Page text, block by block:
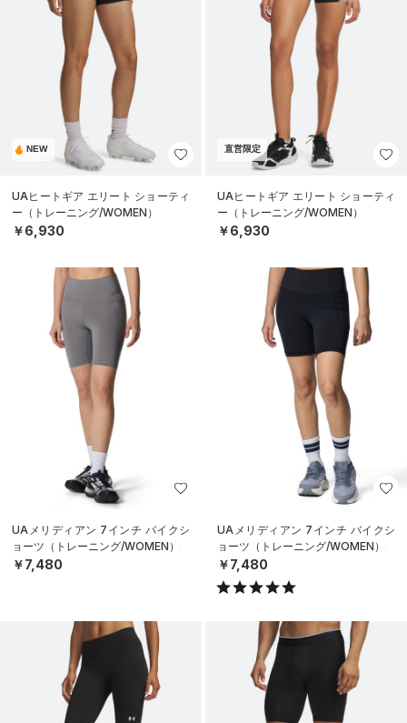
NEW
UAヒートギア エリート ショーティ
ー（トレーニング/WOMEN）
￥6,930
直営限定
UAヒートギア エリート ショーティ
ー（トレーニング/WOMEN）
￥6,930
UAメリディアン 7インチ バイクシ
ョーツ（トレーニング/WOMEN）
￥7,480
UAメリディアン 7インチ バイクシ
ョーツ（トレーニング/WOMEN）
￥7,480